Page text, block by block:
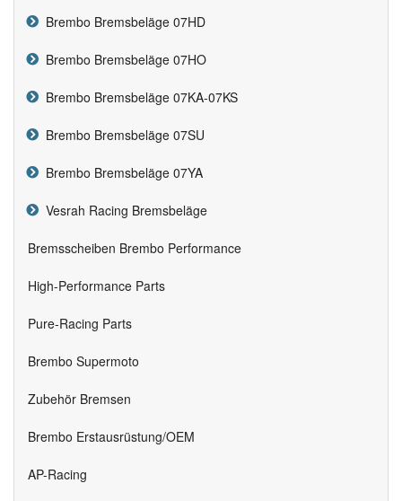
Brembo Bremsbeläge 07HD
Brembo Bremsbeläge 07HO
Brembo Bremsbeläge 07KA-07KS
Brembo Bremsbeläge 07SU
Brembo Bremsbeläge 07YA
Vesrah Racing Bremsbeläge
Bremsscheiben Brembo Performance
High-Performance Parts
Pure-Racing Parts
Brembo Supermoto
Zubehör Bremsen
Brembo Erstausrüstung/OEM
AP-Racing